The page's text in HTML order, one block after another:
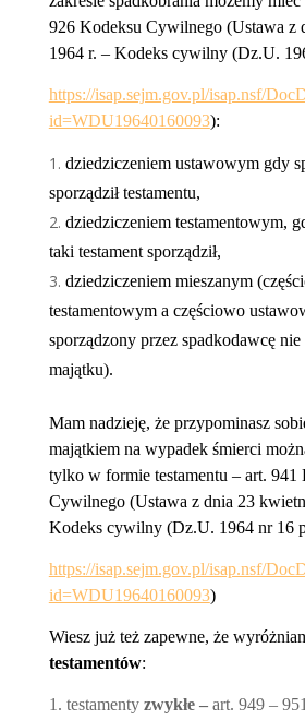
926 Kodeksu Cywilnego (Ustawa z
1964 r. – Kodeks cywilny (Dz.U.
https://isap.sejm.gov.pl/isap.nsf/
id=WDU19640160093):
dziedziczeniem ustawowym gdy
sporządził testamentu,
dziedziczeniem testamentowym,
taki testament sporządził,
dziedziczeniem mieszanym
testamentowym a częściowo
sporządzony przez spadkodawcę nie
majątku).
Mam nadzieję, że przypominasz
majątkiem na wypadek śmierci
tylko w formie testamentu – art. 941
Cywilnego (Ustawa z dnia 23
Kodeks cywilny (Dz.U. 1964 nr 16
https://isap.sejm.gov.pl/isap.nsf/
id=WDU19640160093)
Wiesz już też zapewne, że
testamentów:
1. testamenty zwykłe – art. 949 –